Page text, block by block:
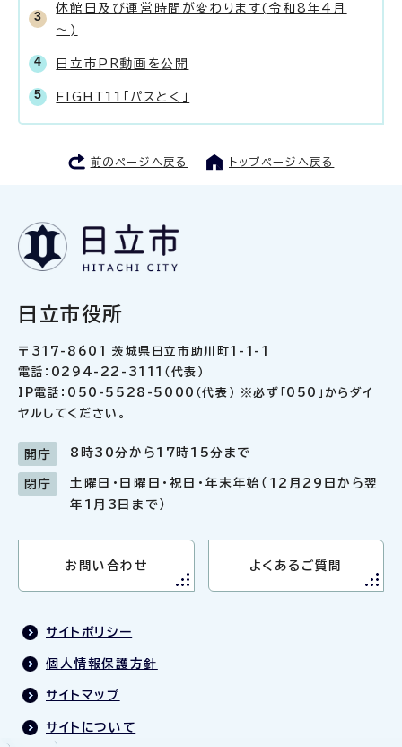
休館日及び運営時間が変わります(令和8年4月
～)
日立市PR動画を公開
FIGHT11「パスとく」
前のページへ戻る トップページへ戻る
日立市役所
〒317-8601 茨城県日立市助川町1-1-1
電話：0294-22-3111（代表）
IP電話：050-5528-5000（代表） ※必ず「050」からダイ
ヤルしてください。
開庁 8時30分から17時15分まで
閉庁
土曜日・日曜日・祝日・年末年始（12月29日から翌
年1月3日まで）
お問い合わせ よくあるご質問
サイトポリシー
個人情報保護方針
サイトマップ
サイトについて